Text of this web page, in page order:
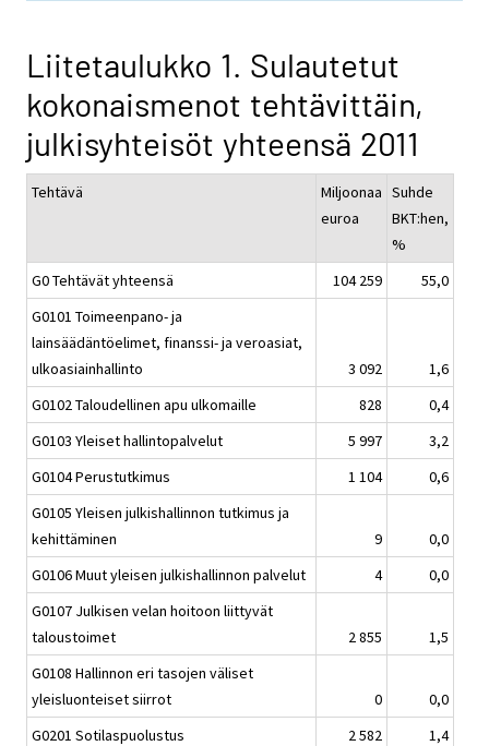
Liitetaulukko 1. Sulautetut
kokonaismenot tehtävittäin,
julkisyhteisöt yhteensä 2011
Tehtävä
Miljoonaa
euroa
Suhde
BKT:hen,
%
G0 Tehtävät yhteensä
104 259
55,0
G0101 Toimeenpano- ja
lainsäädäntöelimet, finanssi- ja veroasiat,
ulkoasiainhallinto
3 092
1,6
G0102 Taloudellinen apu ulkomaille
828
0,4
G0103 Yleiset hallintopalvelut
5 997
3,2
G0104 Perustutkimus
1 104
0,6
G0105 Yleisen julkishallinnon tutkimus ja
kehittäminen
9
0,0
G0106 Muut yleisen julkishallinnon palvelut
4
0,0
G0107 Julkisen velan hoitoon liittyvät
taloustoimet
2 855
1,5
G0108 Hallinnon eri tasojen väliset
yleisluonteiset siirrot
0
0,0
G0201 Sotilaspuolustus
2 582
1,4